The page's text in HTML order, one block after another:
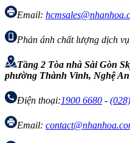
Email:
Phản ánh chất lượng dịch
Tầng 2 Tòa nhà Sài Gòn
phường Thành Vinh, Nghệ An
Điện thoại:1900 6680 -
Email: